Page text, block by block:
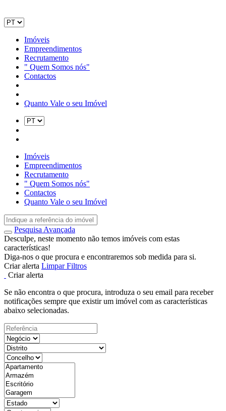
Imóveis
Empreendimentos
Recrutamento
" Quem Somos nós"
Contactos
Quanto Vale o seu Imóvel
Imóveis
Empreendimentos
Recrutamento
" Quem Somos nós"
Contactos
Quanto Vale o seu Imóvel
Pesquisa Avançada
Desculpe, neste momento não temos imóveis com estas
características!
Diga-nos o que procura e encontraremos sob medida para si.
Criar alerta Limpar Filtros
Criar alerta
Se não encontra o que procura, introduza o seu email para receber
notificações sempre que existir um imóvel com as características
abaixo selecionadas.